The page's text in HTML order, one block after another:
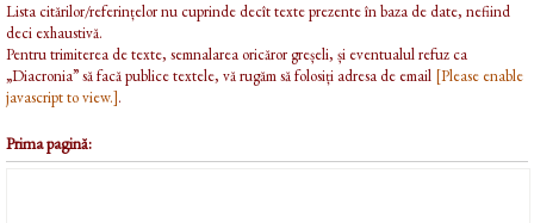
Lista citărilor/referințelor nu cuprinde decît texte prezente în baza de date, nefiind
deci exhaustivă.
Pentru trimiterea de texte, semnalarea oricăror greșeli, și eventualul refuz ca
„Diacronia” să facă publice textele, vă rugăm să folosiți adresa de email [Please enable
javascript to view.].
Prima pagină: